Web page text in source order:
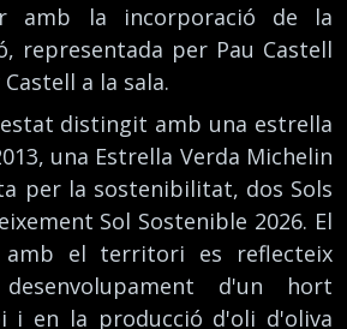
amb la incorporació de la
representada per Pau Castell
a la sala.
distingit amb una estrella
una Estrella Verda Michelin
per la sostenibilitat, dos Sols
Sol Sostenible 2026. El
amb el territori es reflecteix
d'un hort
i en la producció d'oli d'oliva